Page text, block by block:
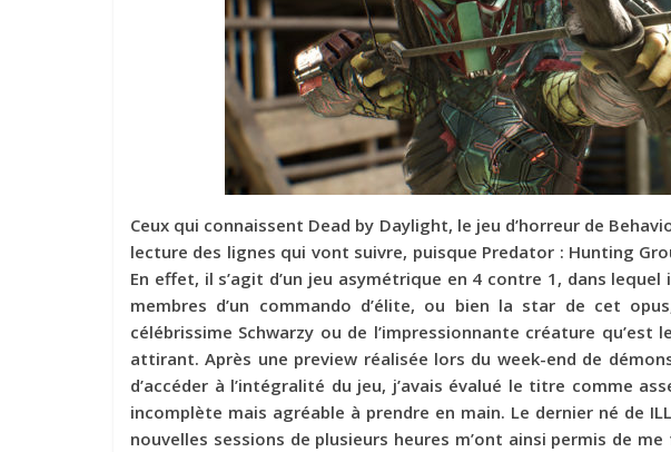
Ceux qui connaissent Dead by Daylight, le jeu d’horreur de
lecture des lignes qui vont suivre, puisque Predator : Hunting
En effet, il s’agit d’un jeu asymétrique en 4 contre 1, dans
membres d’un commando d’élite, ou bien la star de cet
célébrissime Schwarzy ou de l’impressionnante créature qu’est
attirant. Après une preview réalisée lors du week-end de
d’accéder à l’intégralité du jeu, j’avais évalué le titre comme
incomplète mais agréable à prendre en main. Le dernier né de
nouvelles sessions de plusieurs heures m’ont ainsi permis de